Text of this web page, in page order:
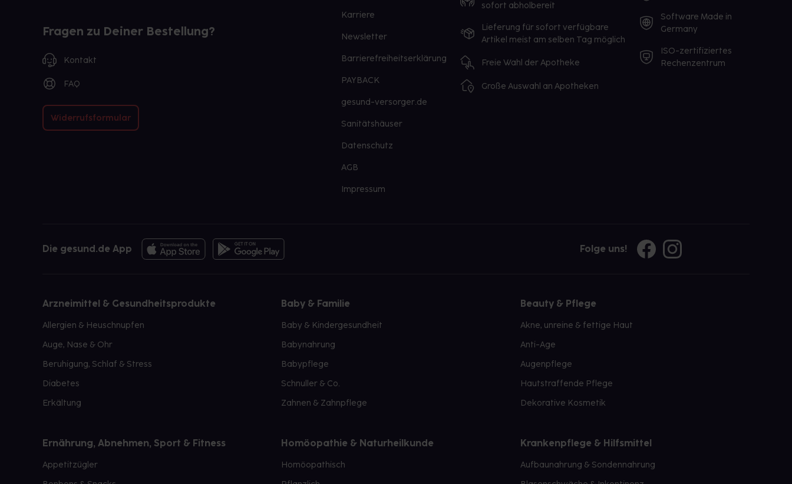
Fragen zu Deiner Bestellung?
Kontakt
FAQ
Widerrufsformular
Karriere
Newsletter
Barrierefreiheitserklärung
PAYBACK
gesund-versorger.de
Sanitätshäuser
Datenschutz
AGB
Impressum
sofort abholbereit
Lieferung für sofort verfügbare
Artikel meist am selben Tag möglich
Freie Wahl der Apotheke
Große Auswahl an Apotheken
Software Made in
Germany
ISO-zertifiziertes
Rechenzentrum
Die gesund.de App Folge uns!
Arzneimittel & Gesundheitsprodukte
Allergien & Heuschnupfen
Auge, Nase & Ohr
Beruhigung, Schlaf & Stress
Diabetes
Erkältung
Baby & Familie
Baby & Kindergesundheit
Babynahrung
Babypflege
Schnuller & Co.
Zahnen & Zahnpflege
Beauty & Pflege
Akne, unreine & fettige Haut
Anti-Age
Augenpflege
Hautstraffende Pflege
Dekorative Kosmetik
Ernährung, Abnehmen, Sport & Fitness
Appetitzügler
Homöopathie & Naturheilkunde
Homöopathisch
Krankenpflege & Hilfsmittel
Aufbaunahrung & Sondennahrung